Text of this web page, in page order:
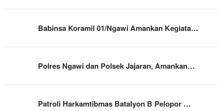
Babinsa Koramil 01/Ngawi Amankan Kegiata…
Polres Ngawi dan Polsek Jajaran, Amankan…
Patroli Harkamtibmas Batalyon B Pelopor …